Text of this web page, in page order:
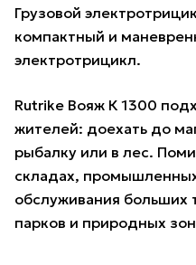
Грузовой
компактный и
электротрицикл.
Rutrike Вояж К 1300
жителей: доехать до
рыбалку или в лес.
складах,
обслуживания больших
парков и природных